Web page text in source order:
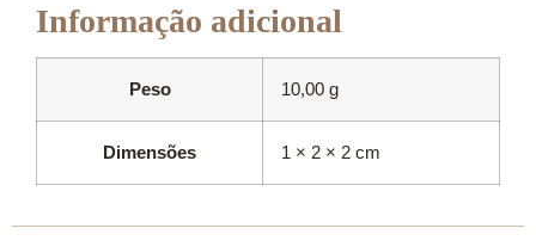
Informação adicional
Peso 10,00 g
Dimensões 1 × 2 × 2 cm